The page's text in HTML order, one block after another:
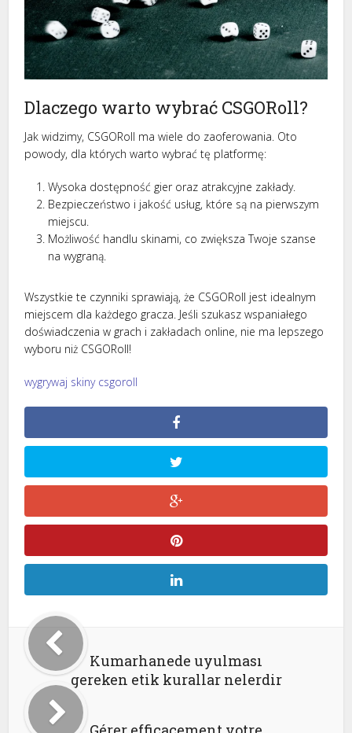
Dlaczego warto wybrać CSGORoll?
Jak widzimy, CSGORoll ma wiele do zaoferowania. Oto
powody, dla których warto wybrać tę platformę:
Wysoka dostępność gier oraz atrakcyjne zakłady.
Bezpieczeństwo i jakość usług, które są na pierwszym
miejscu.
Możliwość handlu skinami, co zwiększa Twoje szanse
na wygraną.
Wszystkie te czynniki sprawiają, że CSGORoll jest idealnym
miejscem dla każdego gracza. Jeśli szukasz wspaniałego
doświadczenia w grach i zakładach online, nie ma lepszego
wyboru niż CSGORoll!
wygrywaj skiny csgoroll
Kumarhanede uyulması
gereken etik kurallar nelerdir